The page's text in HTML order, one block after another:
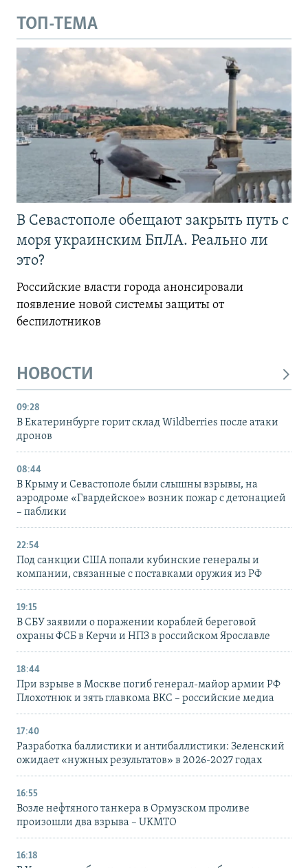
ТОП-ТЕМА
В Севастополе обещают закрыть путь с
моря украинским БпЛА. Реально ли
это?
Российские власти города анонсировали
появление новой системы защиты от
беспилотников
НОВОСТИ
09:28
В Екатеринбурге горит склад Wildberries после атаки
дронов
08:44
В Крыму и Севастополе были слышны взрывы, на
аэродроме «Гвардейское» возник пожар с детонацией
– паблики
22:54
Под санкции США попали кубинские генералы и
компании, связанные с поставками оружия из РФ
19:15
В СБУ заявили о поражении кораблей береговой
охраны ФСБ в Керчи и НПЗ в российском Ярославле
18:44
При взрыве в Москве погиб генерал-майор армии РФ
Плохотнюк и зять главкома ВКС – российские медиа
17:40
Разработка баллистики и антибаллистики: Зеленский
ожидает «нужных результатов» в 2026-2027 годах
16:55
Возле нефтяного танкера в Ормузском проливе
произошли два взрыва – UKMTO
16:18